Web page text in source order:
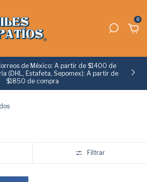
0
de México: A partir de $1400 de
(DHL, Estafeta, Sepomex): A partir de
$1850 de compra
Filtrar